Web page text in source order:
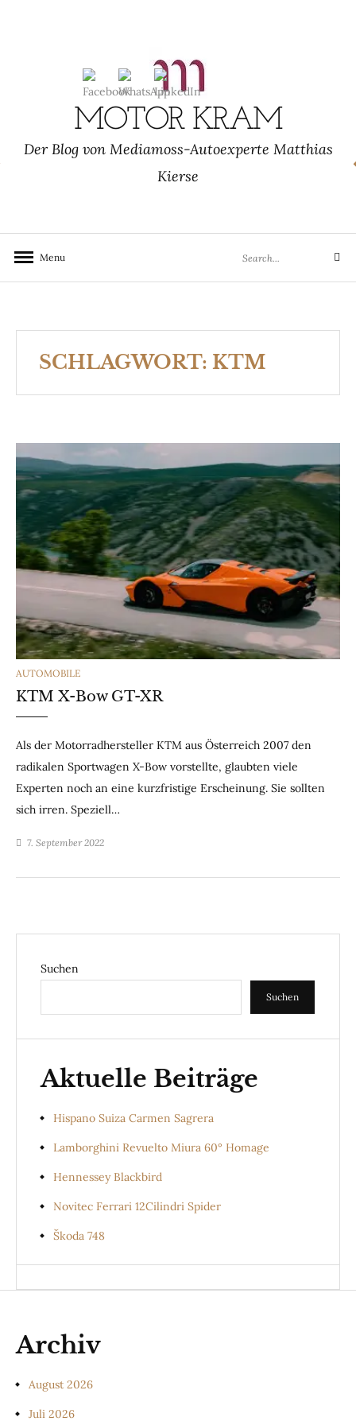
MOTOR KRAM
Der Blog von Mediamoss-Autoexperte Matthias
Kierse
Menu
for:
Search
SCHLAGWORT: KTM
CATEGORIES
AUTOMOBILE
KTM X-Bow GT-XR
Als der Motorradhersteller KTM aus Österreich 2007 den
radikalen Sportwagen X-Bow vorstellte, glaubten viele
Experten noch an eine kurzfristige Erscheinung. Sie sollten
sich irren. Speziell…
7. September 2022
Suchen
Suchen
Aktuelle Beiträge
Hispano Suiza Carmen Sagrera
Lamborghini Revuelto Miura 60° Homage
Hennessey Blackbird
Novitec Ferrari 12Cilindri Spider
Škoda 748
Archiv
August 2026
Juli 2026